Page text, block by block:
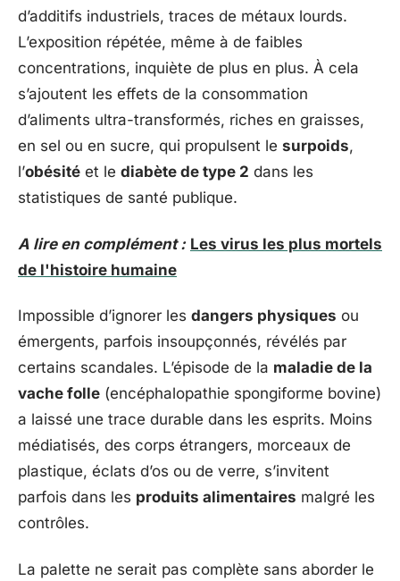
d’additifs industriels, traces de métaux lourds.
L’exposition répétée, même à de faibles
concentrations, inquiète de plus en plus. À cela
s’ajoutent les effets de la consommation
d’aliments ultra-transformés, riches en graisses,
en sel ou en sucre, qui propulsent le surpoids,
l’obésité et le diabète de type 2 dans les
statistiques de santé publique.
A lire en complément : Les virus les plus mortels
de l'histoire humaine
Impossible d’ignorer les dangers physiques ou
émergents, parfois insoupçonnés, révélés par
certains scandales. L’épisode de la maladie de la
vache folle (encéphalopathie spongiforme bovine)
a laissé une trace durable dans les esprits. Moins
médiatisés, des corps étrangers, morceaux de
plastique, éclats d’os ou de verre, s’invitent
parfois dans les produits alimentaires malgré les
contrôles.
La palette ne serait pas complète sans aborder le